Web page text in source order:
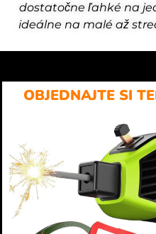
dostatočne ľahké na
ideálne na malé až
OBJEDNAJTE SI